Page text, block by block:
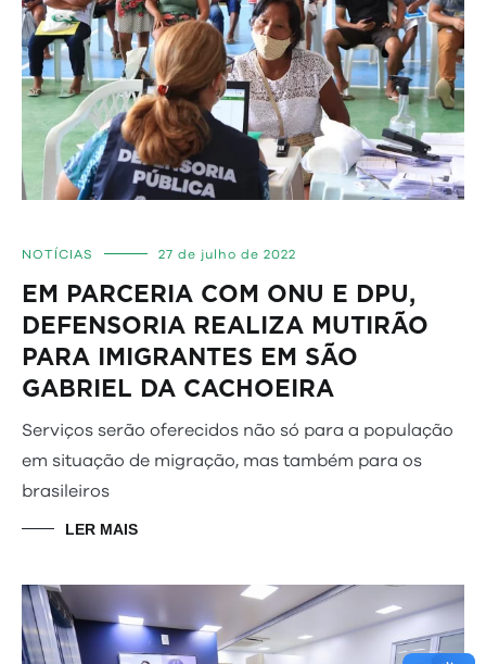
NOTÍCIAS 27 de julho de 2022
EM PARCERIA COM ONU E DPU,
DEFENSORIA REALIZA MUTIRÃO
PARA IMIGRANTES EM SÃO
GABRIEL DA CACHOEIRA
Serviços serão oferecidos não só para a população
em situação de migração, mas também para os
brasileiros
LER MAIS